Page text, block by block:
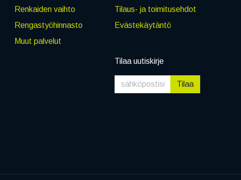
Renkaiden vaihto
Rengastyöhinnasto
Muut palvelut
Tilaus- ja toimitusehdot
Evästekäytäntö
Tilaa uutiskirje
Tilaa